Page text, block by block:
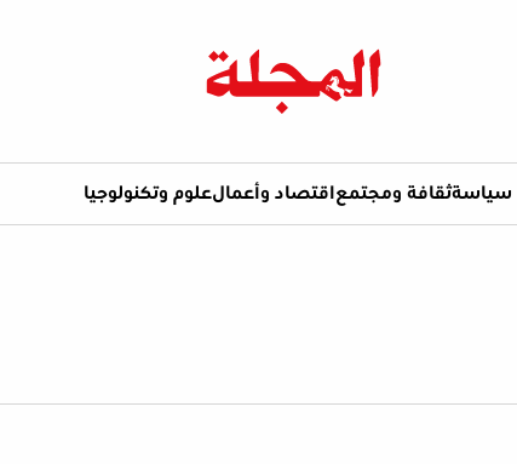
سياسةثقافة ومجتمع اقتصاد وأعمالعلوم وتكنولوجيا